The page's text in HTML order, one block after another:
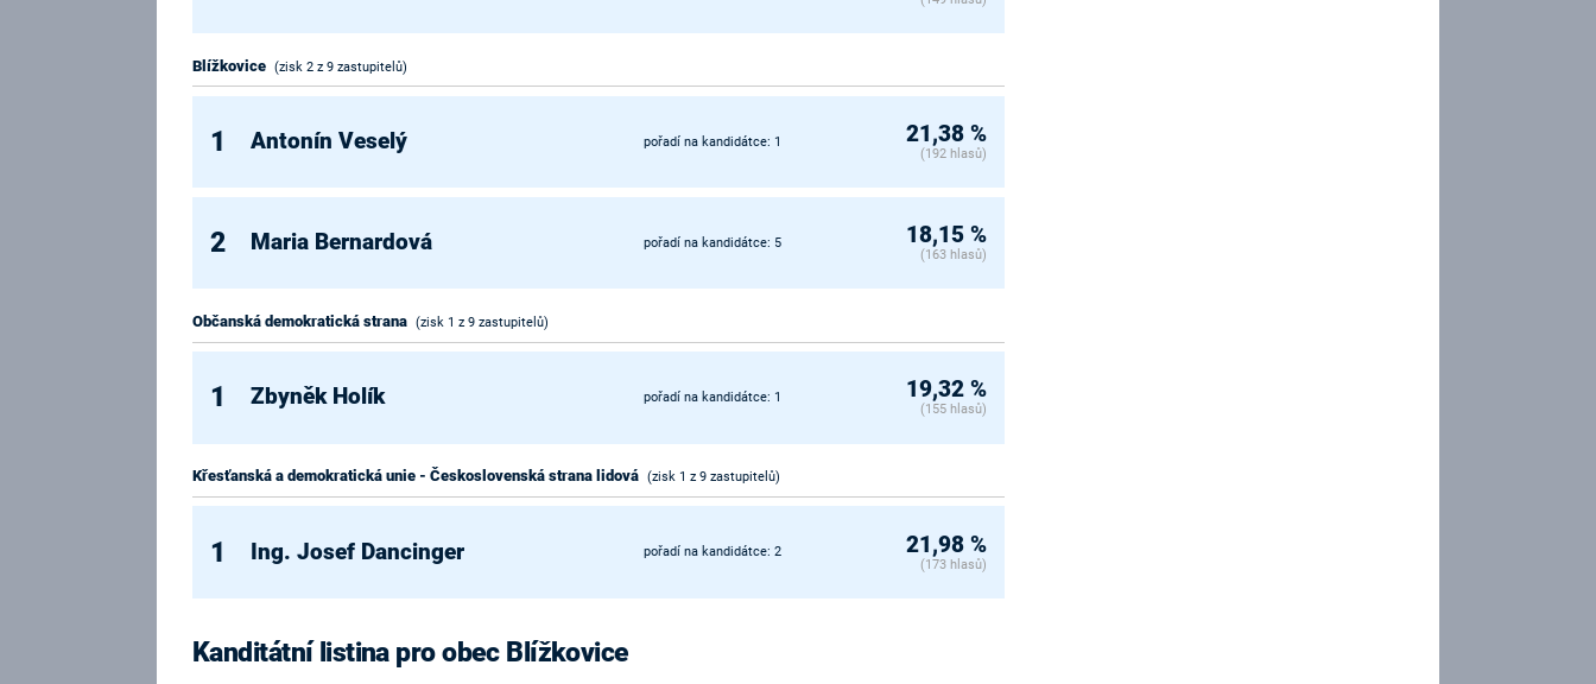
Blížkovice (zisk 2 z 9 zastupitelů)
1 Antonín Veselý pořadí na kandidátce: 1 21,38 %
(192 hlasů)
2 Maria Bernardová pořadí na kandidátce: 5 18,15 %
(163 hlasů)
Občanská demokratická strana (zisk 1 z 9 zastupitelů)
1 Zbyněk Holík pořadí na kandidátce: 1 19,32 %
(155 hlasů)
Křesťanská a demokratická unie - Československá strana lidová (zisk 1 z 9 zastupitelů)
1 Ing. Josef Dancinger pořadí na kandidátce: 2 21,98 %
(173 hlasů)
Kanditátní listina pro obec Blížkovice